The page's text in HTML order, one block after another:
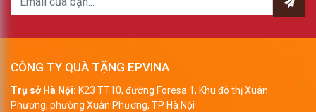
CÔNG TY QUÀ TẶNG EPVINA
Trụ sở Hà Nội: K23 TT10, đường Foresa 1, Khu đô thị Xuân
Phương, phường Xuân Phương, TP Hà Nội